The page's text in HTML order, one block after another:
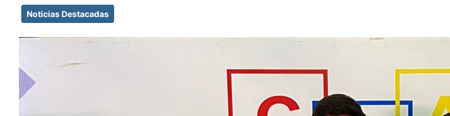
Noticias Destacadas